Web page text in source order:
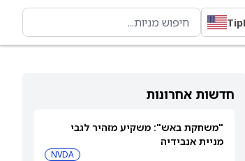
חדשות אחרונות
"משחקת באש": משקיע מזהיר לגבי
מניית אנבידיה
NVDA